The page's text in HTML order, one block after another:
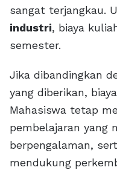
sangat terjangkau.
industri, biaya
semester.
Jika dibandingkan
yang diberikan,
Mahasiswa tetap
pembelajaran yang
berpengalaman,
mendukung